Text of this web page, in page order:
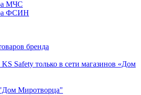
МЧС
ФСИН
бренда
Safety только в сети магазинов «Дом
Миротворца"